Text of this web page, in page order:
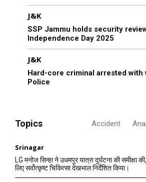
J&K
SSP Jammu holds security
Independence Day 2025
J&K
Hard-core criminal arrested with
Police
Topics Accident
Srinagar
LG मनोज सिन्हा ने उधमपुर यात्रा दुर्घटना की समीक्षा
लिए सर्वोत्कृष्ट चिकित्सा देखभाल निर्देशित किया।